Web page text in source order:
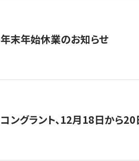
年末年始休業のお知らせ
コングラント、12月18日から